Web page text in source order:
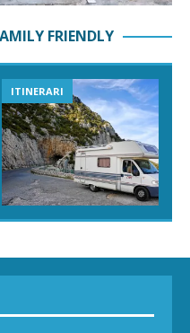
FRIENDLY
ITINERARI